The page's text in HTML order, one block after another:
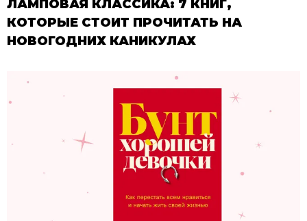
ЛАМПОВАЯ КЛАССИКА: 7 КНИГ,
КОТОРЫЕ СТОИТ ПРОЧИТАТЬ НА
НОВОГОДНИХ КАНИКУЛАХ